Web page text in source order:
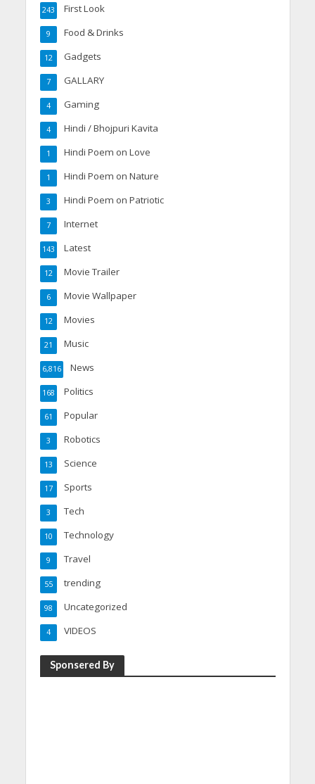
First Look
243
Food & Drinks
9
Gadgets
12
GALLARY
7
Gaming
4
Hindi / Bhojpuri Kavita
4
Hindi Poem on Love
1
Hindi Poem on Nature
1
Hindi Poem on Patriotic
3
Internet
7
Latest
143
Movie Trailer
12
Movie Wallpaper
6
Movies
12
Music
21
News
6,816
Politics
168
Popular
61
Robotics
3
Science
13
Sports
17
Tech
3
Technology
10
Travel
9
trending
55
Uncategorized
98
VIDEOS
4
Sponsered By